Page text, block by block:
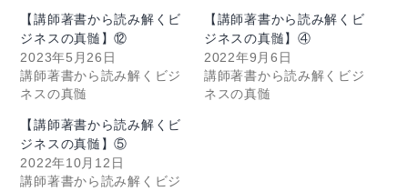
【講師著書から読み解くビ
ジネスの真髄】⑫
2023年5月26日
講師著書から読み解くビジ
ネスの真髄
【講師著書から読み解くビ
ジネスの真髄】④
2022年9月6日
講師著書から読み解くビジ
ネスの真髄
【講師著書から読み解くビ
ジネスの真髄】⑤
2022年10月12日
講師著書から読み解くビジ